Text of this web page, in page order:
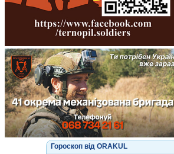
Гороскоп від ORAKUL